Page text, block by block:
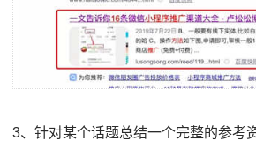
3、针对某个话题总结一个完整的参考